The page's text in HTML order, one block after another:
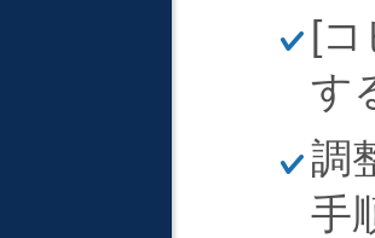
ほ
く
コ
す
ほ
そ
く
調
手